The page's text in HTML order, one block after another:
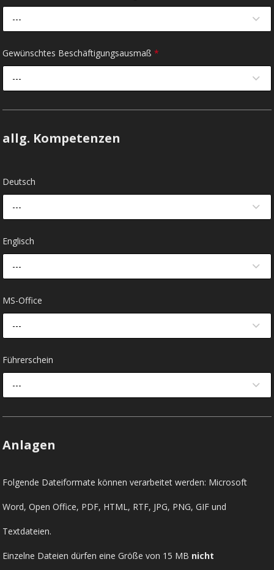
---
Gewünschtes Beschäftigungsausmaß*
---
allg. Kompetenzen
Deutsch
---
Englisch
---
MS-Office
---
Führerschein
---
Anlagen
Folgende Dateiformate können verarbeitet werden: Microsoft
Word, Open Office, PDF, HTML, RTF, JPG, PNG, GIF und
Textdateien.
Einzelne Dateien dürfen eine Größe von 15 MB nicht